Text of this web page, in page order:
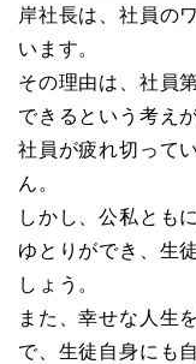
岸社長は、社員の
います。
その理由は、社員
できるという考え
社員が疲れ切って
ん。
しかし、公私とも
ゆとりができ、生
しょう。
また、幸せな人生
で、生徒自身にも